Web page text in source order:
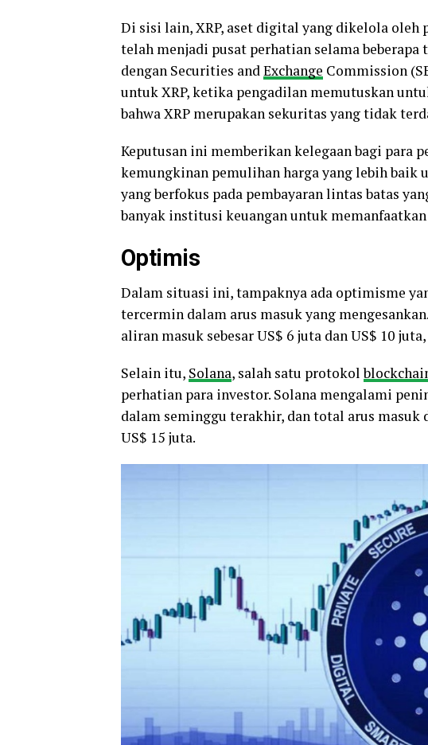
Di sisi lain, XRP, aset digital yang dikelola oleh
telah menjadi pusat perhatian selama
dengan Securities andExchange Commission
untuk XRP, ketika pengadilan memutuskan
bahwa XRP merupakan sekuritas yang tidak
Keputusan ini memberikan kelegaan bagi para
kemungkinan pemulihan harga yang lebih baik
yang berfokus pada pembayaran lintas batas
banyak institusi keuangan untuk
Optimis
Dalam situasi ini, tampaknya ada optimisme
tercermin dalam arus masuk yang
aliran masuk sebesar US$ 6 juta dan US$ 10
Selain itu, Solana, salah satu protokol
perhatian para investor. Solana mengalami
dalam seminggu terakhir, dan total arus masuk
US$ 15 juta.